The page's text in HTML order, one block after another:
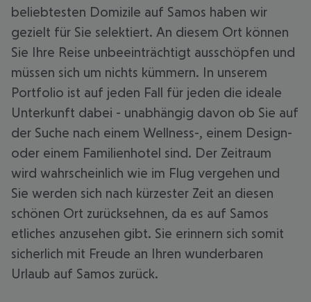
beliebtesten Domizile auf Samos haben wir
gezielt für Sie selektiert. An diesem Ort können
Sie Ihre Reise unbeeinträchtigt ausschöpfen und
müssen sich um nichts kümmern. In unserem
Portfolio ist auf jeden Fall für jeden die ideale
Unterkunft dabei - unabhängig davon ob Sie auf
der Suche nach einem Wellness-, einem Design-
oder einem Familienhotel sind. Der Zeitraum
wird wahrscheinlich wie im Flug vergehen und
Sie werden sich nach kürzester Zeit an diesen
schönen Ort zurücksehnen, da es auf Samos
etliches anzusehen gibt. Sie erinnern sich somit
sicherlich mit Freude an Ihren wunderbaren
Urlaub auf Samos zurück.